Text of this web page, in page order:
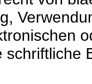
schriftliche